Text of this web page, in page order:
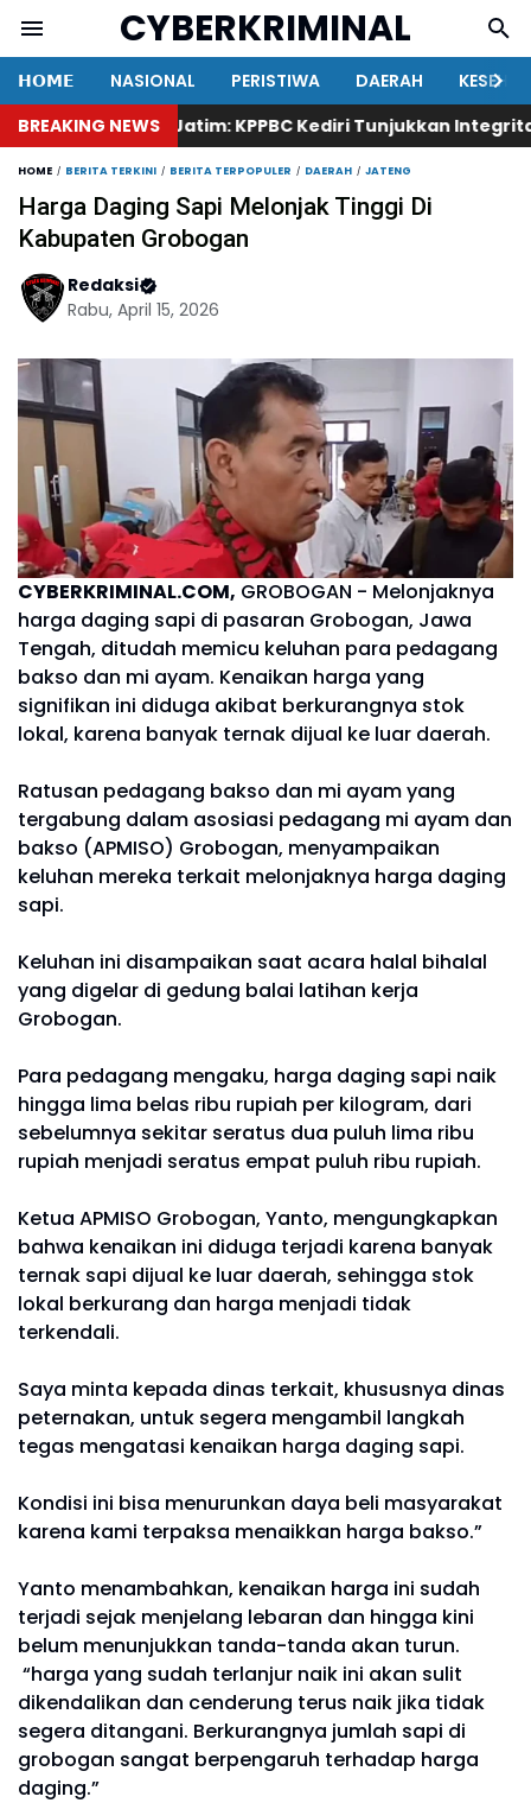
CYBERKRIMINAL
𝗛𝗢𝗠𝗘 NASIONAL PERISTIWA DAERAH
BREAKING NEWS
KAKI Jatim: KPPBC Kediri Tunjukkan Integritas,
HOME BERITA TERKINI BERITA TERPOPULER DAERAH JATENG
Harga Daging Sapi Melonjak Tinggi Di
Kabupaten Grobogan
Redaksi
Rabu, April 15, 2026
CYBERKRIMINAL.COM, GROBOGAN - Melonjaknya
harga daging sapi di pasaran Grobogan, Jawa
Tengah, ditudah memicu keluhan para pedagang
bakso dan mi ayam. Kenaikan harga yang
signifikan ini diduga akibat berkurangnya stok
lokal, karena banyak ternak dijual ke luar daerah.
Ratusan pedagang bakso dan mi ayam yang
tergabung dalam asosiasi pedagang mi ayam dan
bakso (APMISO) Grobogan, menyampaikan
keluhan mereka terkait melonjaknya harga daging
sapi.
Keluhan ini disampaikan saat acara halal bihalal
yang digelar di gedung balai latihan kerja
Grobogan.
Para pedagang mengaku, harga daging sapi naik
hingga lima belas ribu rupiah per kilogram, dari
sebelumnya sekitar seratus dua puluh lima ribu
rupiah menjadi seratus empat puluh ribu rupiah.
Ketua APMISO Grobogan, Yanto, mengungkapkan
bahwa kenaikan ini diduga terjadi karena banyak
ternak sapi dijual ke luar daerah, sehingga stok
lokal berkurang dan harga menjadi tidak
terkendali.
Saya minta kepada dinas terkait, khususnya dinas
peternakan, untuk segera mengambil langkah
tegas mengatasi kenaikan harga daging sapi.
Kondisi ini bisa menurunkan daya beli masyarakat
karena kami terpaksa menaikkan harga bakso.”
Yanto menambahkan, kenaikan harga ini sudah
terjadi sejak menjelang lebaran dan hingga kini
belum menunjukkan tanda-tanda akan turun.
“harga yang sudah terlanjur naik ini akan sulit
dikendalikan dan cenderung terus naik jika tidak
segera ditangani. Berkurangnya jumlah sapi di
grobogan sangat berpengaruh terhadap harga
daging.”